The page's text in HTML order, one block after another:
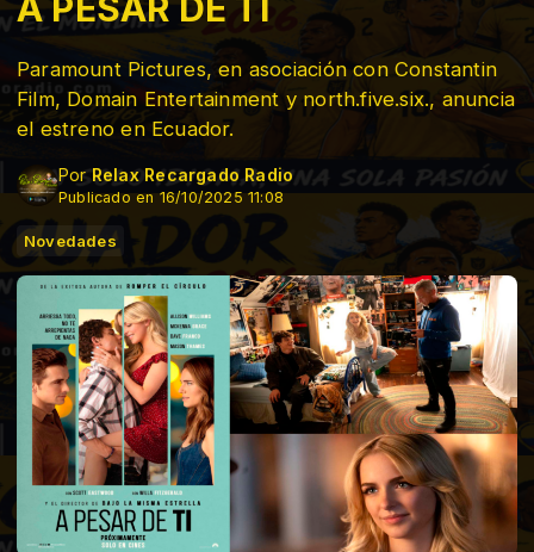
Paramount Pictures, en asociación con Constantin
Film, Domain Entertainment y north.five.six., anuncia
el estreno en Ecuador.
Por Relax Recargado Radio
Publicado en 16/10/2025 11:08
Novedades